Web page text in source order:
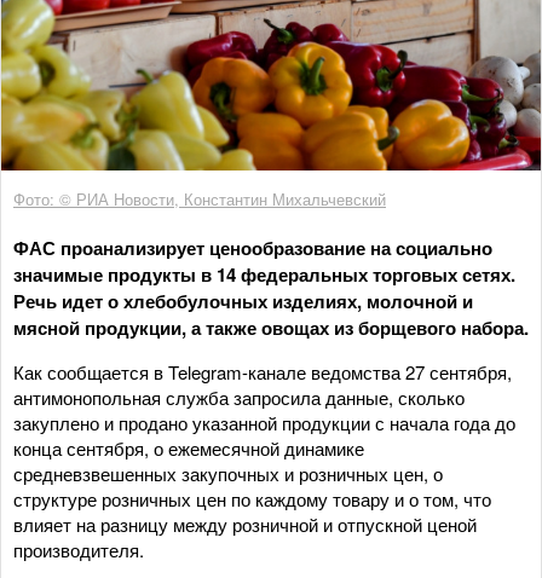
Фото: © РИА Новости, Константин Михальчевский
ФАС проанализирует ценообразование на социально
значимые продукты в 14 федеральных торговых сетях.
Речь идет о хлебобулочных изделиях, молочной и
мясной продукции, а также овощах из борщевого набора.
Как сообщается в Telegram-канале ведомства 27 сентября,
антимонопольная служба запросила данные, сколько
закуплено и продано указанной продукции с начала года до
конца сентября, о ежемесячной динамике
средневзвешенных закупочных и розничных цен, о
структуре розничных цен по каждому товару и о том, что
влияет на разницу между розничной и отпускной ценой
производителя.